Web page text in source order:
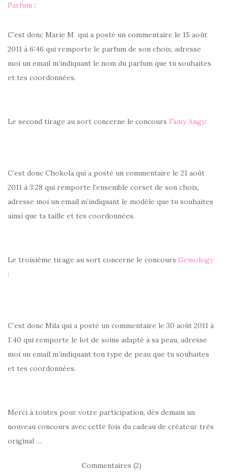
Parfum :
C’est donc Marie M qui a posté un commentaire le 15 août
2011 à 6:46 qui remporte le parfum de son choix, adresse
moi un email m’indiquant le nom du parfum que tu souhaites
et tes coordonnées.
Le second tirage au sort concerne le concours Famy Angy:
C’est donc Chokola qui a posté un commentaire le 21 août
2011 à 3:28 qui remporte l’ensemble corset de son choix,
adresse moi un email m’indiquant le modèle que tu souhaites
ainsi que ta taille et tes coordonnées.
Le troisième tirage au sort concerne le concours Gemology
:
C’est donc Mila qui a posté un commentaire le 30 août 2011 à
1:40 qui remporte le lot de soins adapté à sa peau, adresse
moi un email m’indiquant ton type de peau que tu souhaites
et tes coordonnées.
Merci à toutes pour votre participation, dès demain un
nouveau concours avec cette fois du cadeau de créateur très
original …
Commentaires (2)